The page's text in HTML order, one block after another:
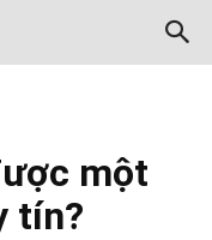
một
tín?